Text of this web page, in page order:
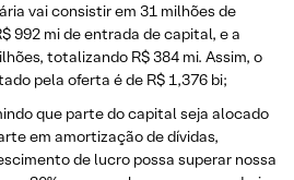
vai consistir em 31 milhões de
992 mi de entrada de capital, e a
totalizando R$ 384 mi. Assim, o
pela oferta é de R$ 1,376 bi;
que parte do capital seja alocado
em amortização de dívidas,
de lucro possa superar nossa